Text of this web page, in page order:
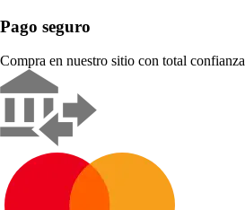
Pago seguro
Compra en nuestro sitio con total confianza